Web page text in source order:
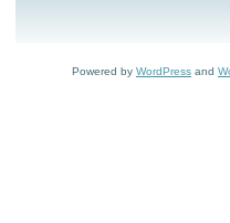
Powered by WordPress and